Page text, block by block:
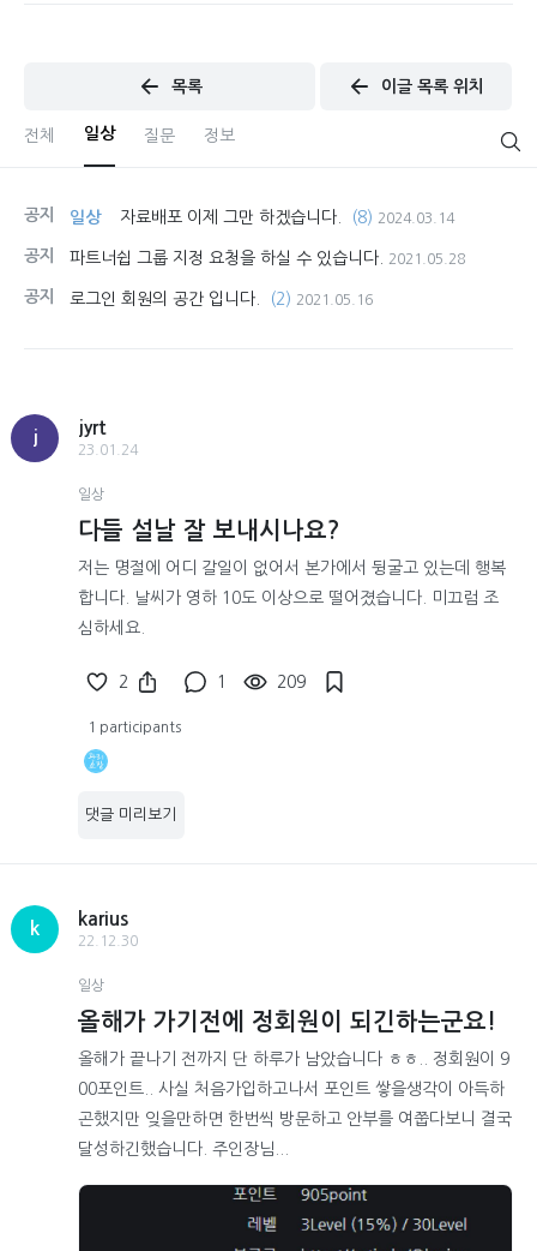
목록 이글 목록 위치
전체 일상 질문 정보
공지 일상 자료배포 이제 그만 하겠습니다. (8) 2024.03.14
공지 파트너쉽 그룹 지정 요청을 하실 수 있습니다. 2021.05.28
공지 로그인 회원의 공간 입니다. (2) 2021.05.16
j
jyrt
23.01.24
일상
다들 설날 잘 보내시나요?
저는 명절에 어디 갈일이 없어서 본가에서 뒹굴고 있는데 행복
합니다. 날씨가 영하 10도 이상으로 떨어졌습니다. 미끄럼 조
심하세요.
2 1 209
1 participants
댓글 미리보기
k
karius
22.12.30
일상
올해가 가기전에 정회원이 되긴하는군요!
올해가 끝나기 전까지 단 하루가 남았습니다 ㅎㅎ.. 정회원이 9
00포인트.. 사실 처음가입하고나서 포인트 쌓을생각이 아득하
곤했지만 잊을만하면 한번씩 방문하고 안부를 여쭙다보니 결국
달성하긴했습니다. 주인장님...